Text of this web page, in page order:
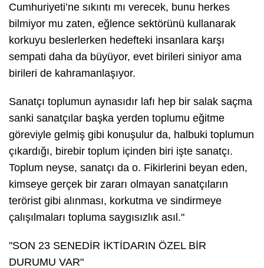
Cumhuriyeti’ne sıkıntı mı verecek, bunu herkes
bilmiyor mu zaten, eğlence sektörünü kullanarak
korkuyu beslerlerken hedefteki insanlara karşı
sempati daha da büyüyor, evet birileri siniyor ama
birileri de kahramanlaşıyor.
Sanatçı toplumun aynasıdır lafı hep bir salak saçma
sanki sanatçılar başka yerden toplumu eğitme
göreviyle gelmiş gibi konuşulur da, halbuki toplumun
çıkardığı, birebir toplum içinden biri işte sanatçı.
Toplum neyse, sanatçı da o. Fikirlerini beyan eden,
kimseye gerçek bir zararı olmayan sanatçıların
terörist gibi alınması, korkutma ve sindirmeye
çalışılmaları topluma saygısızlık asıl."
"SON 23 SENEDİR İKTİDARIN ÖZEL BİR
DURUMU VAR"